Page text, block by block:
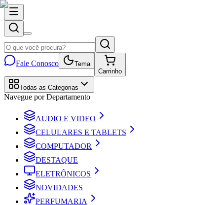
Fale Conosco
Tema
Carrinho
Todas as Categorias
Navegue por Departamento
AUDIO E VIDEO
CELULARES E TABLETS
COMPUTADOR
DESTAQUE
ELETRÔNICOS
NOVIDADES
PERFUMARIA